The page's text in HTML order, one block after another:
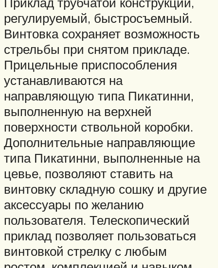
регулируемый, быстросъемный.
Винтовка сохраняет возможность
стрельбы при снятом прикладе.
Прицельные приспособления
устанавливаются на
направляющую типа Пикатинни,
выполненную на верхней
поверхности ствольной коробки.
Дополнительные направляющие
типа Пикатинни, выполненные на
цевье, позволяют ставить на
винтовку складную сошку и другие
аксессуары по желанию
пользователя. Телескопический
приклад позволяет пользоваться
винтовкой стрелку с любым